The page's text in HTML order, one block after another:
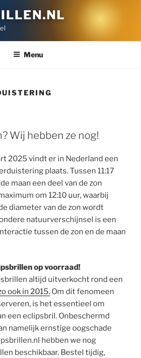
Menu
Wij hebben ze nog!
2025 vindt er in Nederland een
plaats. Tussen 11:17
maan een deel van de zon
om 12:10 uur, waarbij
diameter van de zon wordt
natuurverschijnsel is een
tussen de zon en de maan
op voorraad!
altijd uitverkocht rond een
ook in 2015. Om dit fenomeen
is het essentieel om
een eclipsbril. Onbeschermd
namelijk ernstige oogschade
hebben we nog
beschikbaar. Bestel tijdig,